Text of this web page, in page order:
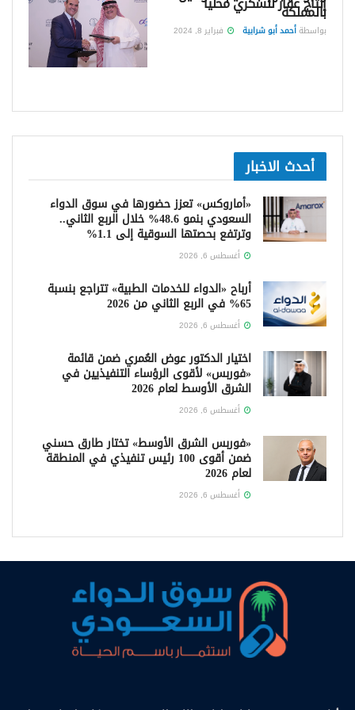
بالمملكة
بواسطةأحمد أبو شرابية فبراير 8, 2024
أحدث الاخبار
«أماروكس» تعزز حضورها في سوق الدواء
السعودي بنمو 48.6% خلال الربع الثاني..
وترتفع بحصتها السوقية إلى 1.1%
أغسطس 6, 2026
أرباح «الدواء للخدمات الطبية» تتراجع بنسبة
65% في الربع الثاني من 2026
أغسطس 6, 2026
اختيار الدكتور عوض العُمري ضمن قائمة
«فوربس» لأقوى الرؤساء التنفيذيين في
الشرق الأوسط لعام 2026
أغسطس 6, 2026
«فوربس الشرق الأوسط» تختار طارق حسني
ضمن أقوى 100 رئيس تنفيذي في المنطقة
لعام 2026
أغسطس 6, 2026